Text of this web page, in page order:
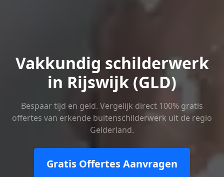
Vakkundig schilderwerk
in Rijswijk (GLD)
Bespaar tijd en geld. Vergelijk direct 100% gratis
offertes van erkende buitenschilderwerk uit de regio
Gelderland.
Gratis Offertes Aanvragen